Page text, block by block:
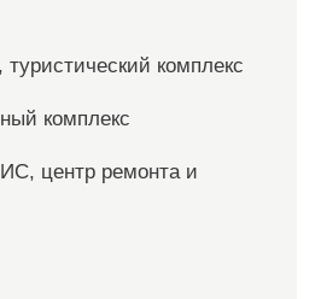
комплекс
комплекс
центр ремонта и